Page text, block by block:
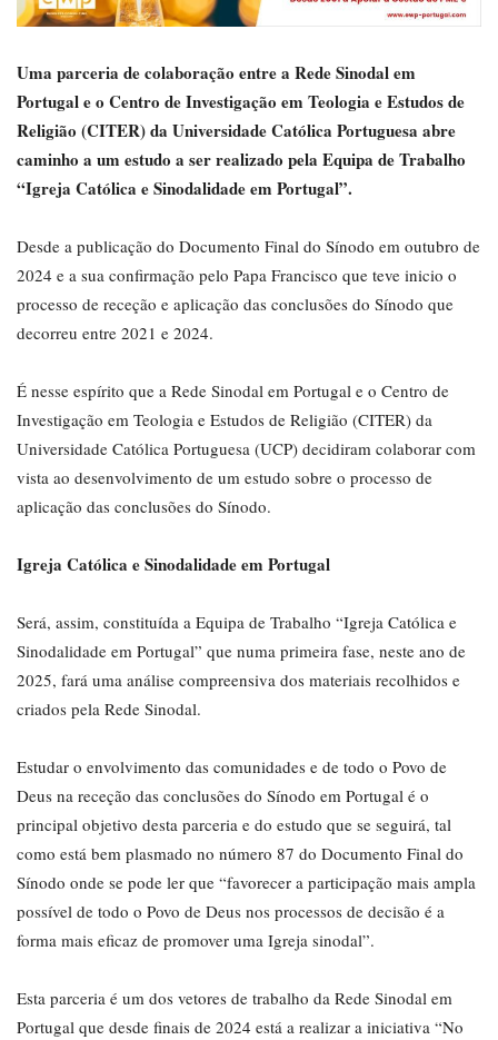
Uma parceria de colaboração entre a Rede Sinodal em
Portugal e o Centro de Investigação em Teologia e Estudos de
Religião (CITER) da Universidade Católica Portuguesa abre
caminho a um estudo a ser realizado pela Equipa de Trabalho
“Igreja Católica e Sinodalidade em Portugal”.
Desde a publicação do Documento Final do Sínodo em outubro de
2024 e a sua confirmação pelo Papa Francisco que teve inicio o
processo de receção e aplicação das conclusões do Sínodo que
decorreu entre 2021 e 2024.
É nesse espírito que a Rede Sinodal em Portugal e o Centro de
Investigação em Teologia e Estudos de Religião (CITER) da
Universidade Católica Portuguesa (UCP) decidiram colaborar com
vista ao desenvolvimento de um estudo sobre o processo de
aplicação das conclusões do Sínodo.
Igreja Católica e Sinodalidade em Portugal
Será, assim, constituída a Equipa de Trabalho “Igreja Católica e
Sinodalidade em Portugal” que numa primeira fase, neste ano de
2025, fará uma análise compreensiva dos materiais recolhidos e
criados pela Rede Sinodal.
Estudar o envolvimento das comunidades e de todo o Povo de
Deus na receção das conclusões do Sínodo em Portugal é o
principal objetivo desta parceria e do estudo que se seguirá, tal
como está bem plasmado no número 87 do Documento Final do
Sínodo onde se pode ler que “favorecer a participação mais ampla
possível de todo o Povo de Deus nos processos de decisão é a
forma mais eficaz de promover uma Igreja sinodal”.
Esta parceria é um dos vetores de trabalho da Rede Sinodal em
Portugal que desde finais de 2024 está a realizar a iniciativa “No